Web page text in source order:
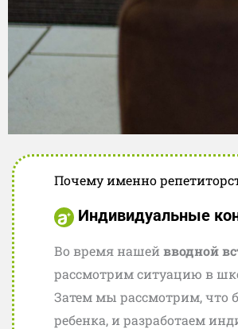
Почему именно
Индивидуальные
Во время нашей вводной
рассмотрим ситуацию в
Затем мы рассмотрим, что
ребенка, и разработаем